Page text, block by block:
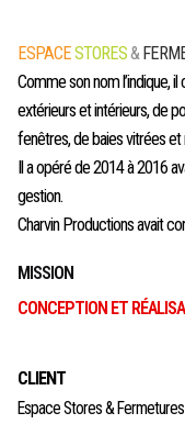
ESPACESTORES&
Comme son nom l’indique,
extérieurs et intérieurs, de
fenêtres, de baies vitrées
Il a opéré de 2014 à 2016
gestion.
Charvin Productions avait
MISSION
CONCEPTION ET
CLIENT
Espace Stores & Fermetures